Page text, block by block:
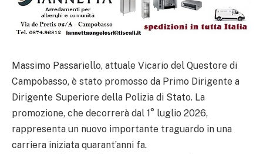
Massimo Passariello, attuale Vicario del Questore di
Campobasso, è stato promosso da Primo Dirigente a
Dirigente Superiore della Polizia di Stato. La
promozione, che decorrerà dal 1° luglio 2026,
rappresenta un nuovo importante traguardo in una
carriera iniziata quarant’anni fa.